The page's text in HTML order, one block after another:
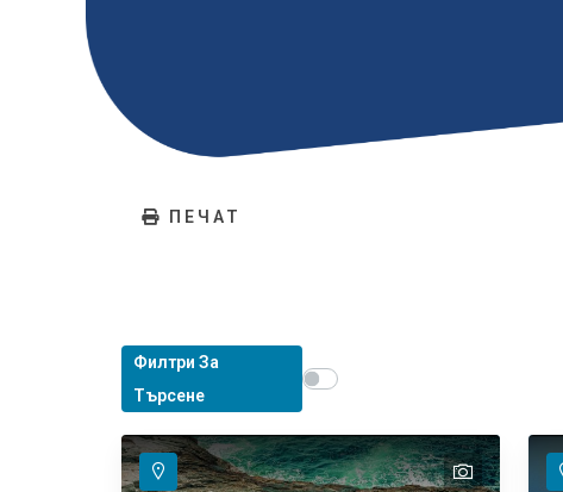
ПЕЧАТ
Филтри За
Търсене
Show map on mouse hover
text